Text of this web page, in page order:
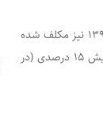
طبق گزارش اداره کل حفاظت محیط زیست خوزستان، شرکت توسعه نیشکر در سال ۱۳۹۵ نیز مکلف شده
بود که برداشت سبز از مزارع را تا ۳۰ درصد افزایش دهد و پس از آن هر سال با افزایش ۱۵ درصدی (در